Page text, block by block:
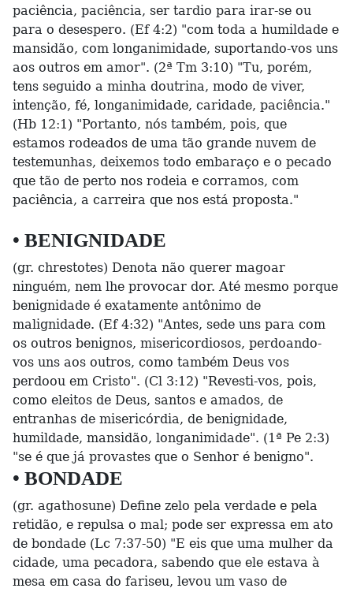
paciência, paciência, ser tardio para irar-se ou
para o desespero. (Ef 4:2) "com toda a humildade e
mansidão, com longanimidade, suportando-vos uns
aos outros em amor". (2ª Tm 3:10) "Tu, porém,
tens seguido a minha doutrina, modo de viver,
intenção, fé, longanimidade, caridade, paciência."
(Hb 12:1) "Portanto, nós também, pois, que
estamos rodeados de uma tão grande nuvem de
testemunhas, deixemos todo embaraço e o pecado
que tão de perto nos rodeia e corramos, com
paciência, a carreira que nos está proposta."
• BENIGNIDADE
(gr. chrestotes) Denota não querer magoar
ninguém, nem lhe provocar dor. Até mesmo porque
benignidade é exatamente antônimo de
malignidade. (Ef 4:32) "Antes, sede uns para com
os outros benignos, misericordiosos, perdoando-
vos uns aos outros, como também Deus vos
perdoou em Cristo". (Cl 3:12) "Revesti-vos, pois,
como eleitos de Deus, santos e amados, de
entranhas de misericórdia, de benignidade,
humildade, mansidão, longanimidade". (1ª Pe 2:3)
"se é que já provastes que o Senhor é benigno".
• BONDADE
(gr. agathosune) Define zelo pela verdade e pela
retidão, e repulsa o mal; pode ser expressa em ato
de bondade (Lc 7:37-50) "E eis que uma mulher da
cidade, uma pecadora, sabendo que ele estava à
mesa em casa do fariseu, levou um vaso de